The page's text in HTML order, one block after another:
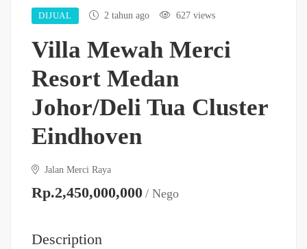
DIJUAL 2 tahun ago 627 views
Villa Mewah Merci
Resort Medan
Johor/Deli Tua Cluster
Eindhoven
Jalan Merci Raya
Rp.2,450,000,000 / Nego
Description